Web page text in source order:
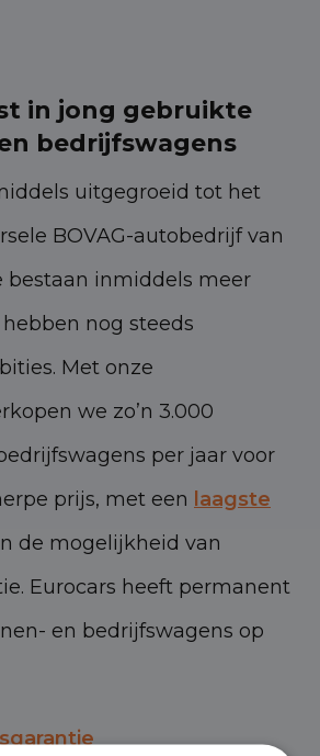
in jong gebruikte
bedrijfswagens
uitgegroeid tot het
BOVAG-autobedrijf van
bestaan inmiddels meer
nog steeds
Met onze
we zo’n 3.000
per jaar voor
prijs, met een laagste
de mogelijkheid van
Eurocars heeft permanent
en bedrijfswagens op